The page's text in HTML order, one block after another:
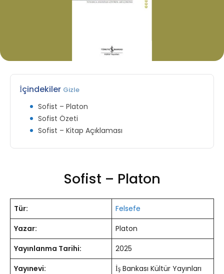
İçindekiler Gizle
Sofist – Platon
Sofist Özeti
Sofist – Kitap Açıklaması
Sofist – Platon
Tür:
Felsefe
Yazar:
Platon
Yayınlanma Tarihi:
2025
Yayınevi:
İş Bankası Kültür Yayınları